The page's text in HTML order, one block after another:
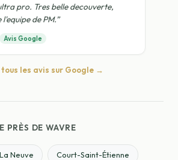
pro. Tres belle decouverte,
de PM.”
Avis Google
les avis sur Google →
PRÈS DE WAVRE
Neuve Court-Saint-Étienne